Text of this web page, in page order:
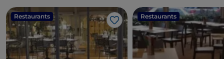
Restaurants
J’aime
Restaurants